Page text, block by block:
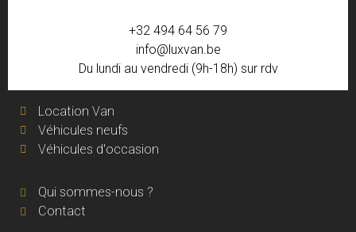
+32 494 64 56 79
info@luxvan.be
Du lundi au vendredi (9h-18h) sur rdv
Location Van
Véhicules neufs
Véhicules d'occasion
Qui sommes-nous ?
Contact